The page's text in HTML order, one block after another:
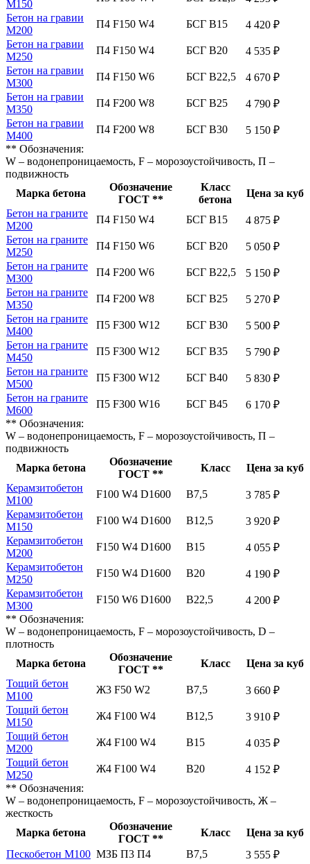
М150
Бетон на гравии
М200
П4 F150 W4 БСГ В15
4 420 ₽
Бетон на гравии
М250
П4 F150 W4 БСГ В20
4 535 ₽
Бетон на гравии
М300
П4 F150 W6 БСГ В22,5
4 670 ₽
Бетон на гравии
М350
П4 F200 W8 БСГ В25
4 790 ₽
Бетон на гравии
М400
П4 F200 W8 БСГ В30
5 150 ₽
** Обозначения:
W – водонепроницаемость, F – морозоустойчивость, П –
подвижность
Марка бетона
Обозначение
ГОСТ **
Класс
бетона
Цена за куб
Бетон на граните
М200
П4 F150 W4 БСГ В15
4 875 ₽
Бетон на граните
М250
П4 F150 W6 БСГ В20
5 050 ₽
Бетон на граните
М300
П4 F200 W6 БСГ В22,5
5 150 ₽
Бетон на граните
М350
П4 F200 W8 БСГ В25
5 270 ₽
Бетон на граните
М400
П5 F300 W12 БСГ В30
5 500 ₽
Бетон на граните
М450
П5 F300 W12 БСГ В35
5 790 ₽
Бетон на граните
М500
П5 F300 W12 БСГ В40
5 830 ₽
Бетон на граните
М600
П5 F300 W16 БСГ В45
6 170 ₽
** Обозначения:
W – водонепроницаемость, F – морозоустойчивость, П –
подвижность
Марка бетона
Обозначение
ГОСТ **
Класс
Цена за куб
Керамзитобетон
М100
F100 W4 D1600 В7,5
3 785 ₽
Керамзитобетон
М150
F100 W4 D1600 В12,5
3 920 ₽
Керамзитобетон
М200
F150 W4 D1600 В15
4 055 ₽
Керамзитобетон
М250
F150 W4 D1600 В20
4 190 ₽
Керамзитобетон
М300
F150 W6 D1600 В22,5
4 200 ₽
** Обозначения:
W – водонепроницаемость, F – морозоустойчивость, D –
плотность
Марка бетона
Обозначение
ГОСТ **
Класс
Цена за куб
Тощий бетон
М100
Ж3 F50 W2 В7,5
3 660 ₽
Тощий бетон
М150
Ж4 F100 W4 В12,5
3 910 ₽
Тощий бетон
М200
Ж4 F100 W4 В15
4 035 ₽
Тощий бетон
М250
Ж4 F100 W4 В20
4 152 ₽
** Обозначения:
W – водонепроницаемость, F – морозоустойчивость, Ж –
жесткость
Марка бетона
Обозначение
ГОСТ **
Класс
Цена за куб
Пескобетон М100 МЗБ П3 П4 В7,5
3 555 ₽